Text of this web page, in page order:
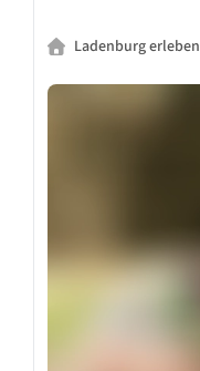
Ladenburg erleben